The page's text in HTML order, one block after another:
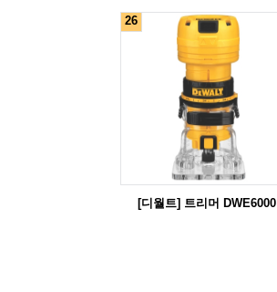
26
[디월트] 트리머 DWE6000